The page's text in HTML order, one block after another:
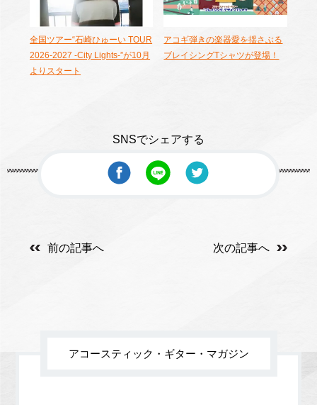
全国ツアー“石崎ひゅーい TOUR
2026-2027 -City Lights-”が10月
よりスタート
アコギ弾きの楽器愛を揺さぶる
ブレイシングTシャツが登場！
SNSでシェアする
前の記事へ 次の記事へ
アコースティック・ギター・マガジン